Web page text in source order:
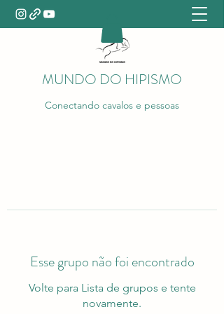
MUNDO DO HIPISMO
Conectando cavalos e pessoas
Esse grupo não foi encontrado
Volte para Lista de grupos e tente
novamente.